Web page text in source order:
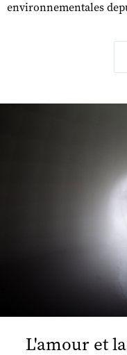
environnementales
L'amour et